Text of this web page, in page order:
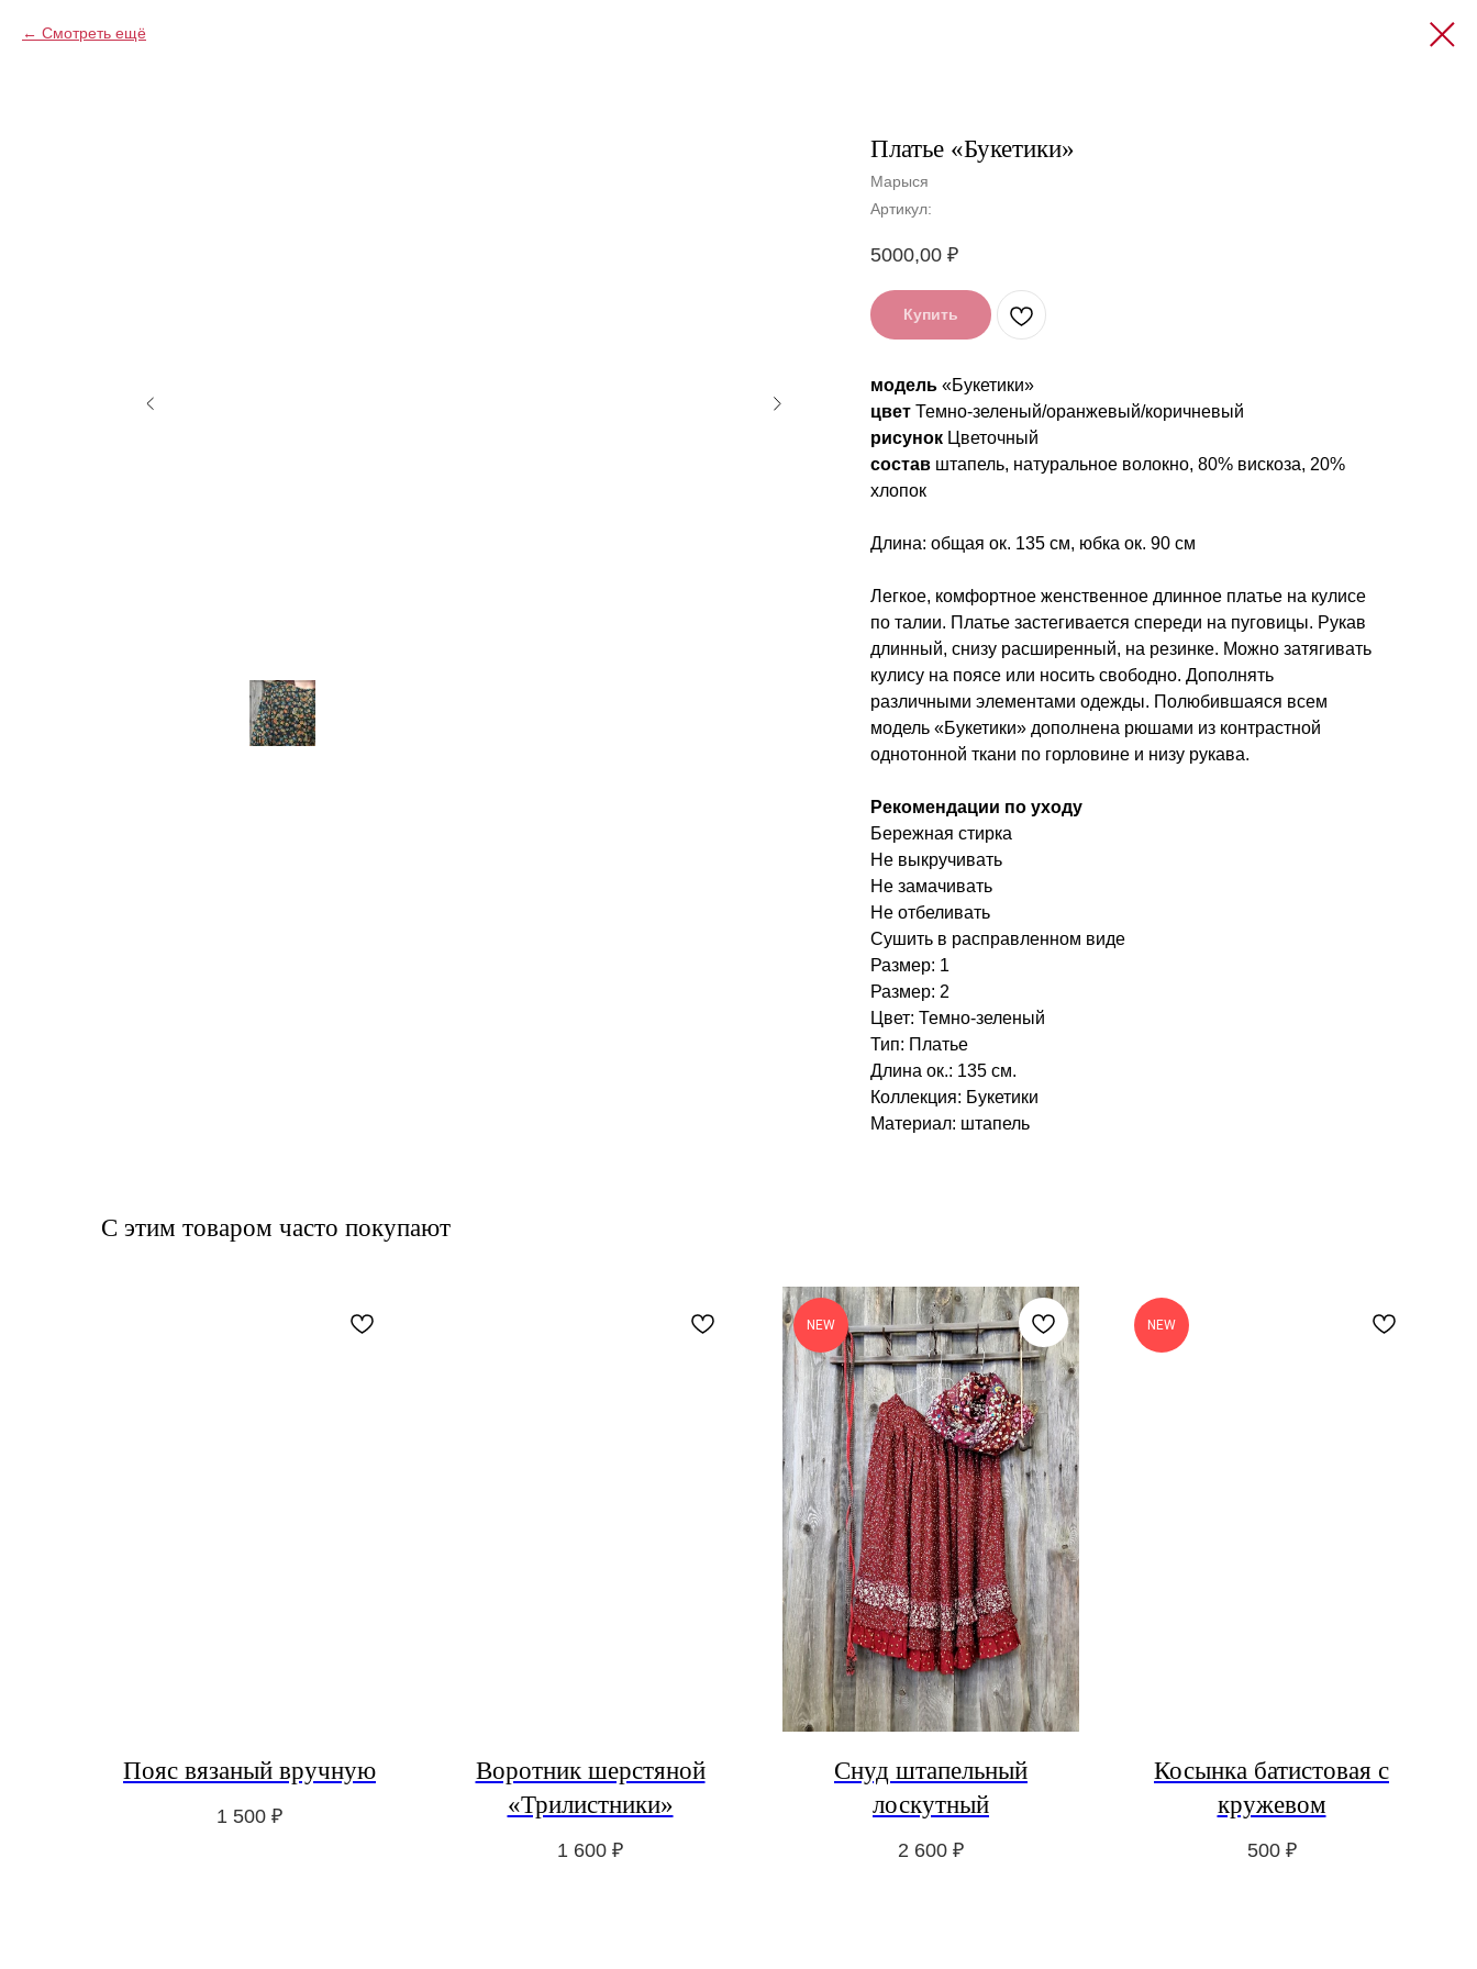
Смотреть ещё
Платье «Букетики»
Марыся
Артикул:
5000,00 ₽
Купить
модель «Букетики»
цвет Темно-зеленый/оранжевый/коричневый
рисунок Цветочный
состав штапель, натуральное волокно, 80% вискоза, 20%
хлопок
Длина: общая ок. 135 см, юбка ок. 90 см
Легкое, комфортное женственное длинное платье на кулисе
по талии. Платье застегивается спереди на пуговицы. Рукав
длинный, снизу расширенный, на резинке. Можно затягивать
кулису на поясе или носить свободно. Дополнять
различными элементами одежды. Полюбившаяся всем
модель «Букетики» дополнена рюшами из контрастной
однотонной ткани по горловине и низу рукава.
Рекомендации по уходу
Бережная стирка
Не выкручивать
Не замачивать
Не отбеливать
Сушить в расправленном виде
Размер: 1
Размер: 2
Цвет: Темно-зеленый
Тип: Платье
Длина ок.: 135 см.
Коллекция: Букетики
Материал: штапель
С этим товаром часто покупают
Пояс вязаный вручную
1 500 ₽
Воротник шерстяной
«Трилистники»
1 600 ₽
NEW
Снуд штапельный
лоскутный
2 600 ₽
NEW
Косынка батистовая с
кружевом
500 ₽